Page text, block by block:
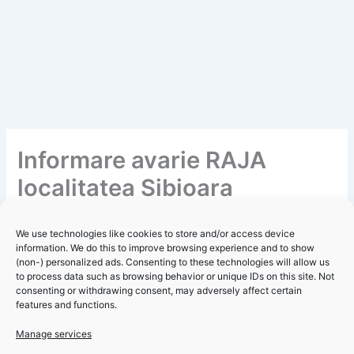
We use technologies like cookies to store and/or access device
information. We do this to improve browsing experience and to show
(non-) personalized ads. Consenting to these technologies will allow us
to process data such as browsing behavior or unique IDs on this site. Not
consenting or withdrawing consent, may adversely affect certain
features and functions.
Manage services
Informare avarie RAJA
localitatea Sibioara
ByRedacție/31 March 2022
Urmare a lucrărilor de spălare și igienizare a rezervorului de
1 x 150 mc din localitatea Sibioara, SC RAJA SA anunță că
locuitorii din satul Sibioara în data de 31.03.2022, în
Click 'I